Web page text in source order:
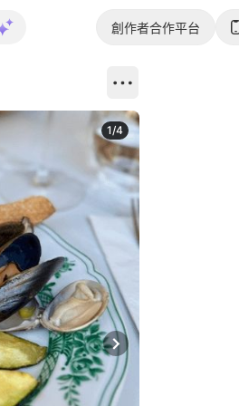
創作者合作平台
Next slide
1/4